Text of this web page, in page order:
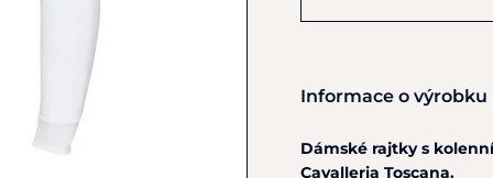
Informace o výrobku
Dámské rajtkys
Cavalleria Toscana.